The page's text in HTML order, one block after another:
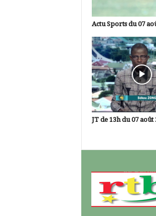
Actu Sports du 07
JT de 13h du 07 août